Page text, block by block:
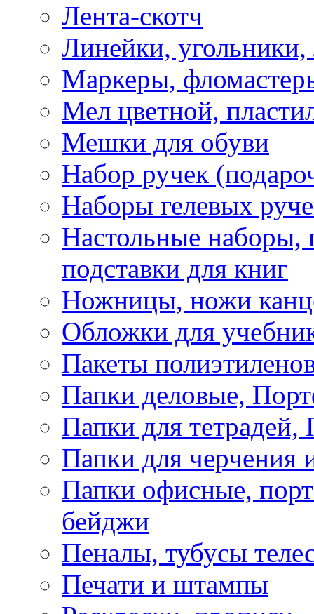
Лента-скотч
Линейки, угольники,
Маркеры,
Мел цветной,
Мешки для обуви
Набор ручек
Наборы гелевых
Настольные наборы,
подставки для книг
Ножницы, ножи
Обложки для
Пакеты
Папки деловые,
Папки для тетрадей,
Папки для черчения
Папки офисные,
бейджи
Пеналы, тубусы
Печати и штампы